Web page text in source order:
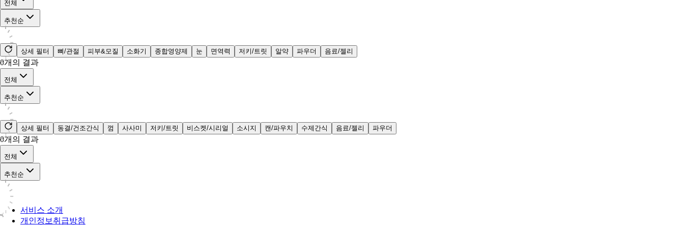
전체
추천순
상세 필터 뼈/관절 피부&모질 소화기 종합영양제 눈 면역력 저키/트릿 알약 파우더 음료/젤리
0개의 결과
전체
추천순
상세 필터 동결/건조간식 껌 사사미 저키/트릿 비스켓/시리얼 소시지 캔/파우치 수제간식 음료/젤리 파우더
0개의 결과
전체
추천순
서비스 소개
개인정보취급방침